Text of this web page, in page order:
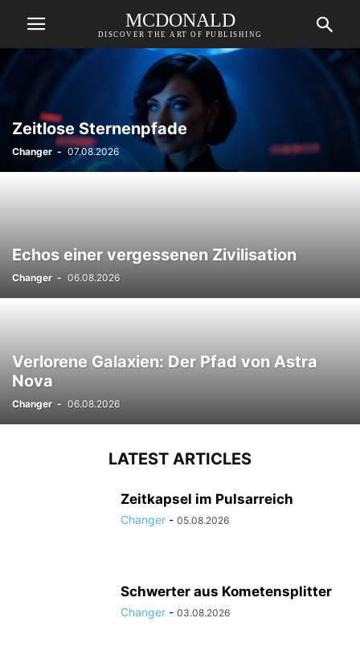
MCDONALD
DISCOVER THE ART OF PUBLISHING
Zeitlose Sternenpfade
Changer - 07.08.2026
Echos einer vergessenen Zivilisation
Changer - 06.08.2026
Verlorene Galaxien: Der Pfad von Astra
Nova
Changer - 06.08.2026
LATEST ARTICLES
Zeitkapsel im Pulsarreich
Changer - 05.08.2026
Schwerter aus Kometensplitter
Changer - 03.08.2026